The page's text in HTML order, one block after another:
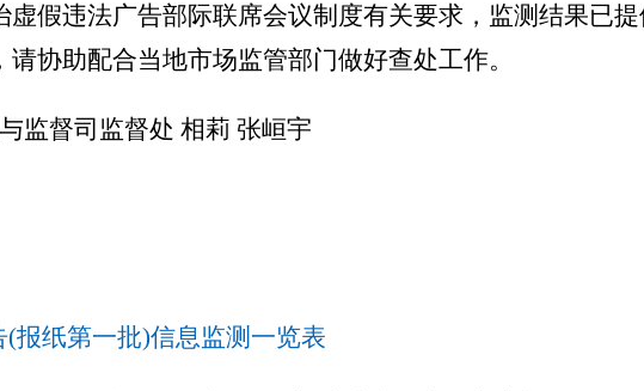
违法广告部际联席会议制度有关要求，监测结果已提
协助配合当地市场监管部门做好查处工作。
督司监督处 相莉 张峘宇
报纸第一批)信息监测一览表